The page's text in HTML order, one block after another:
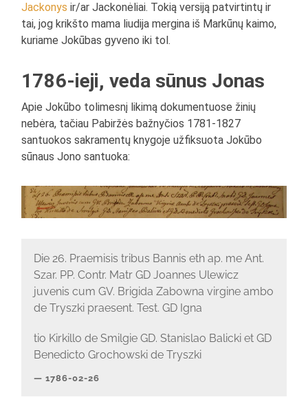
Jackonys ir/ar Jackonėliai. Tokią versiją patvirtintų ir
tai, jog krikšto mama liudija mergina iš Markūnų kaimo,
kuriame Jokūbas gyveno iki tol.
1786-ieji, veda sūnus Jonas
Apie Jokūbo tolimesnį likimą dokumentuose žinių
nebėra, tačiau Pabiržės bažnyčios 1781-1827
santuokos sakramentų knygoje užfiksuota Jokūbo
sūnaus Jono santuoka:
Die 26. Praemisis tribus Bannis eth ap. me Ant.
Szar. PP. Contr. Matr GD Joannes Ulewicz
juvenis cum GV. Brigida Zabowna virgine ambo
de Tryszki praesent. Test. GD Igna
tio Kirkillo de Smilgie GD. Stanislao Balicki et GD
Benedicto Grochowski de Tryszki
1786-02-26